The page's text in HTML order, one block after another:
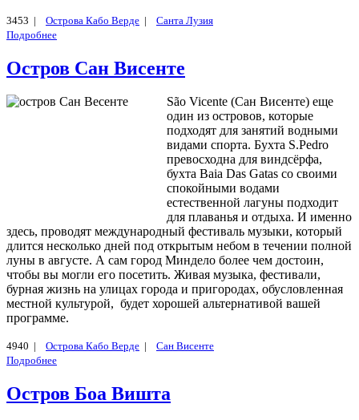
3453 | Острова Кабо Верде |
Санта Лузия
Подробнее
Остров Сан Висенте
São Vicente (Cан Висенте) еще
один из островов, которые
подходят для занятий водными
видами спорта. Бухта S.Pedro
превосходна для виндсёрфа,
бухта Baia Das Gatas со своими
спокойными водами
естественной лагуны подходит
для плаванья и отдыха. И именно
здесь, проводят международный фестиваль музыки, который
длится несколько дней под открытым небом в течении полной
луны в августе. А сам город Миндело более чем достоин,
чтобы вы могли его посетить. Живая музыка, фестивали,
бурная жизнь на улицах города и пригородах, обусловленная
местной культурой, будет хорошей альтернативой вашей
программе.
4940 | Острова Кабо Верде |
Сан Висенте
Подробнее
Остров Боа Вишта